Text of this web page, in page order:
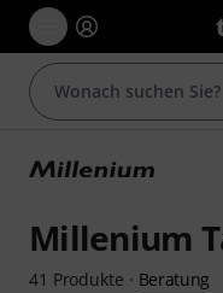
Millenium
41 Produkte · Beratung